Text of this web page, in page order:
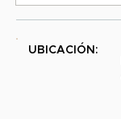
UBICACIÓN: